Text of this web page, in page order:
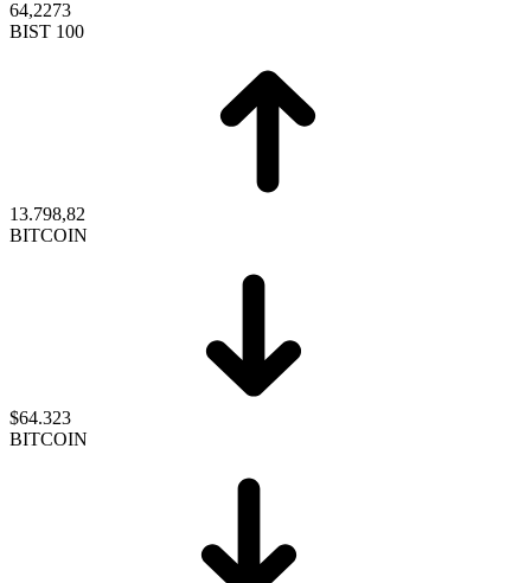
64,2273
BIST 100
13.798,82
BITCOIN
$64.323
BITCOIN